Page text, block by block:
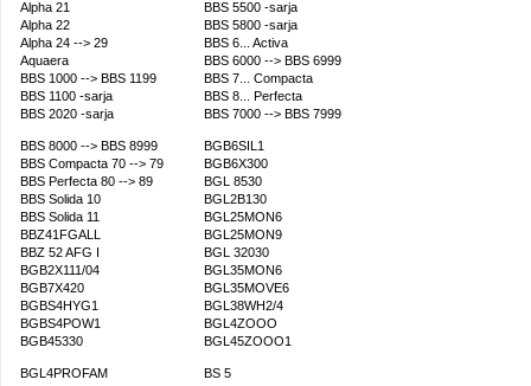
Alpha 21
Alpha 22
Alpha 24 --> 29
Aquaera
BBS 1000 --> BBS 1199
BBS 1100 -sarja
BBS 2020 -sarja
BBS 5500 -sarja
BBS 5800 -sarja
BBS 6... Activa
BBS 6000 --> BBS 6999
BBS 7... Compacta
BBS 8... Perfecta
BBS 7000 --> BBS 7999
BBS 8000 --> BBS 8999
BBS Compacta 70 --> 79
BBS Perfecta 80 --> 89
BBS Solida 10
BBS Solida 11
BBZ41FGALL
BBZ 52 AFG I
BGB2X111/04
BGB7X420
BGBS4HYG1
BGBS4POW1
BGB45330
BGB6SIL1
BGB6X300
BGL 8530
BGL2B130
BGL25MON6
BGL25MON9
BGL 32030
BGL35MON6
BGL35MOVE6
BGL38WH2/4
BGL4ZOOO
BGL45ZOOO1
BGL4PROFAM
BS 5